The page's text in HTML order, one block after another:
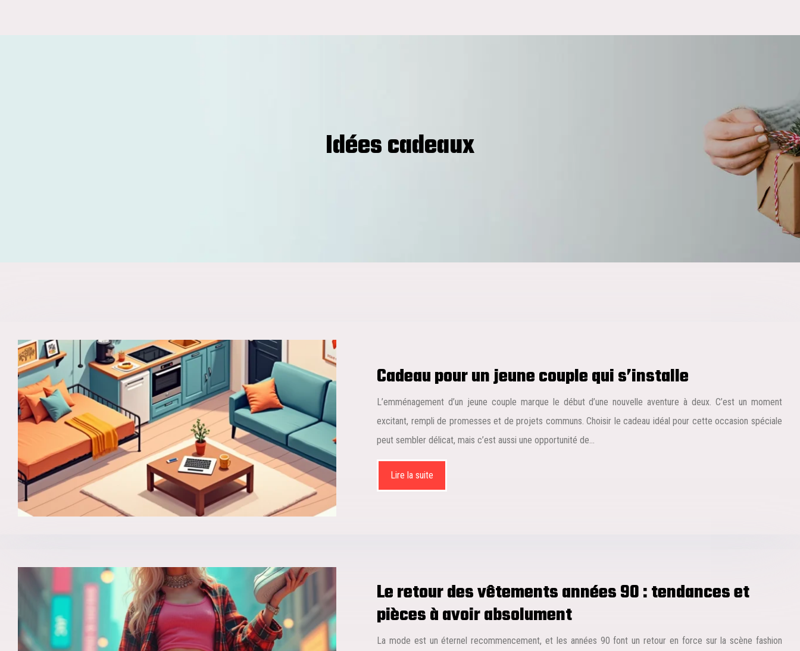
Idées cadeaux
Cadeau pour un jeune couple qui s’installe
L’emménagement d’un jeune couple marque le début d’une nouvelle aventure à deux. C’est un moment
excitant, rempli de promesses et de projets communs. Choisir le cadeau idéal pour cette occasion spéciale
peut sembler délicat, mais c’est aussi une opportunité de…
Lire la suite
Le retour des vêtements années 90 : tendances et
pièces à avoir absolument
La mode est un éternel recommencement, et les années 90 font un retour en force sur la scène fashion